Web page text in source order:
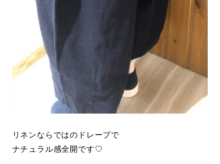
リネンならではのドレープで
ナチュラル感全開です♡